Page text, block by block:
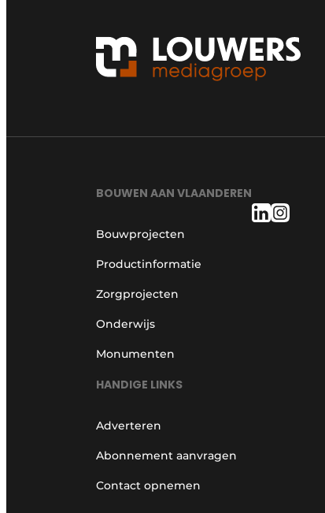
BOUWEN AAN VLAANDEREN
Bouwprojecten
Productinformatie
Zorgprojecten
Onderwijs
Monumenten
HANDIGE LINKS
Adverteren
Abonnement aanvragen
Contact opnemen